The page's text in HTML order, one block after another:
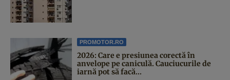
PROMOTOR.RO
2026: Care e presiunea corectă în
anvelope pe caniculă. Cauciucurile de
iarnă pot să facă...